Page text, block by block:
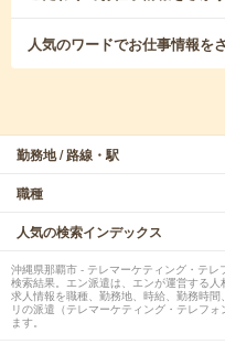
人気のワードでお仕事情報を
勤務地 / 路線・駅
職種
人気の検索インデックス
沖縄県那覇市 - テレマーケティング・テ
検索結果。エン派遣は、エンが運営する
求人情報を職種、勤務地、時給、勤務時
リの派遣（テレマーケティング・テレフ
ます。